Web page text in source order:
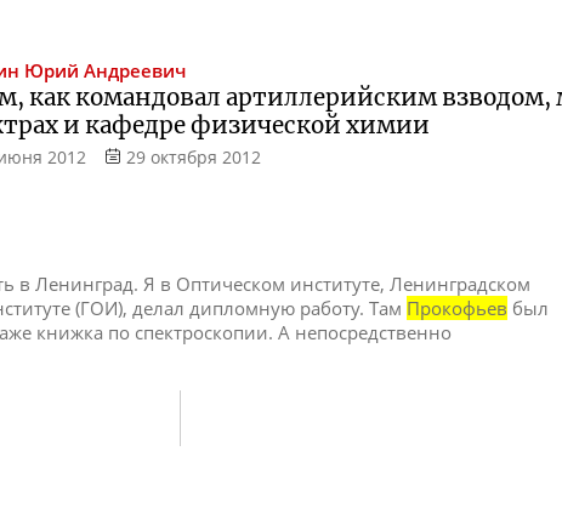
Юрий Андреевич
как командовал артиллерийским
и кафедре физической химии
2012 29 октября 2012
в Ленинград. Я в Оптическом институте, Ленинградском
(ГОИ), делал дипломную работу. Там Прокофьев был
книжка по спектроскопии. А непосредственно